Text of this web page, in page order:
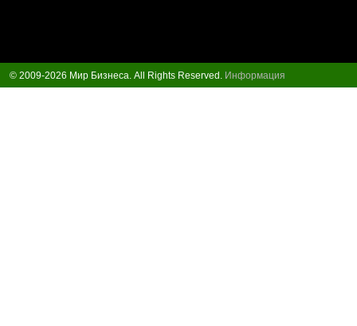
© 2009-2026 Мир Бизнеса. All Rights Reserved. Информация